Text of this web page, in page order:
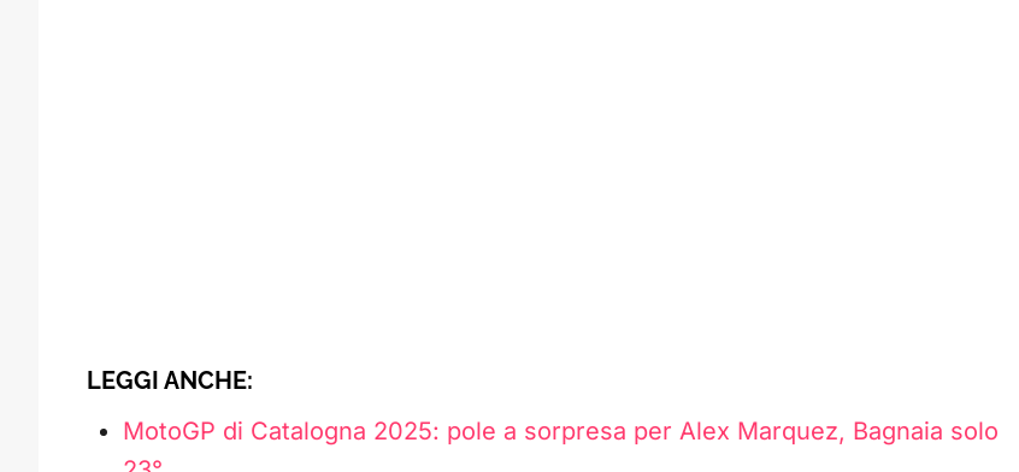
LEGGI ANCHE:
MotoGP di Catalogna 2025: pole a sorpresa per Alex Marquez, Bagnaia solo